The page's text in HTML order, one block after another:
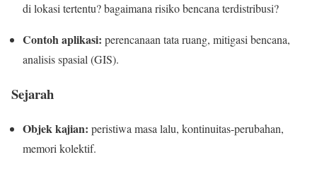
di lokasi tertentu? bagaimana risiko bencana terdistribusi?
Contoh aplikasi: perencanaan tata ruang, mitigasi bencana,
analisis spasial (GIS).
Sejarah
Objek kajian: peristiwa masa lalu, kontinuitas-perubahan,
memori kolektif.